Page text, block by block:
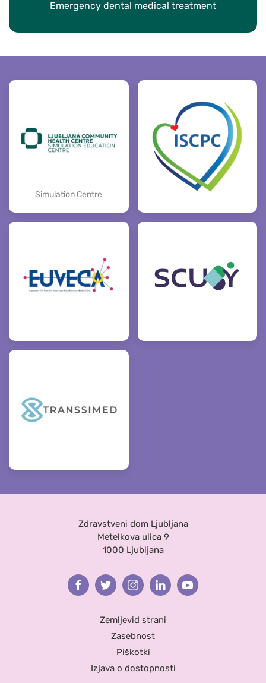
Emergency dental medical treatment
Simulation Centre
Zdravstveni dom Ljubljana
Metelkova ulica 9
1000 Ljubljana
FacebookTwitterInstagramLinkedinYoutube
Zemljevid strani
Zasebnost
Piškotki
Izjava o dostopnosti